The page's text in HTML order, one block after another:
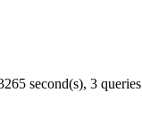
second(s), 3 queries